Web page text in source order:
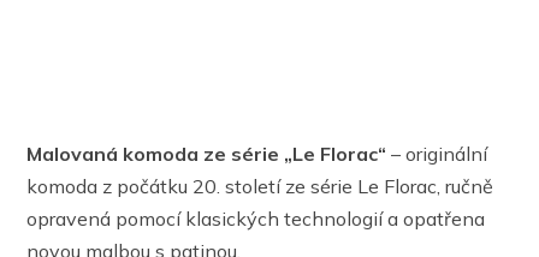
Malovaná komoda ze série „Le Florac“ – originální
komoda z počátku 20. století ze série Le Florac, ručně
opravená pomocí klasických technologií a opatřena
novou malbou s patinou.